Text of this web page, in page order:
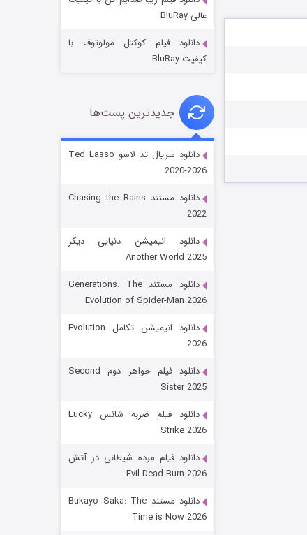
جادوگری در مغولستان
قسمت
رویایی برای تو
قسمت
عالی BluRay
دانلود فیلم کوکتل مولوتوف با
کیفیت BluRay
جدیدترین پست‌ها
دانلود سریال تد لاسو Ted Lasso
2020-2026
دانلود مستند Chasing the Rains
2022
دانلود انیمیشن دنیایی دیگر
Another World 2025
دانلود مستند Generations: The
Evolution of Spider-Man 2026
دانلود انیمیشن تکامل Evolution
2026
دانلود فیلم خواهر دوم Second
Sister 2025
دانلود فیلم ضربه شانس Lucky
Strike 2026
دانلود فیلم مرده شیطانی در آتش
Evil Dead Burn 2026
دانلود مستند Bukayo Saka: The
Time is Now 2026